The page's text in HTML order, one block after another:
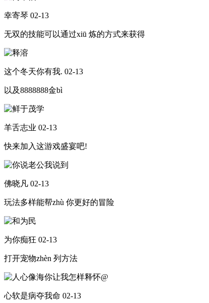
幸寄琴 02-13
无双的技能可以通过xiū 炼的方式来获得
这个冬天你有我. 02-13
以及8888888金bì
羊舌志业 02-13
快来加入这游戏盛宴吧!
佛晓凡 02-13
玩法多样能帮zhù 你更好的冒险
为你痴狂 02-13
打开宠物zhèn 列方法
心软是病夺我命 02-13